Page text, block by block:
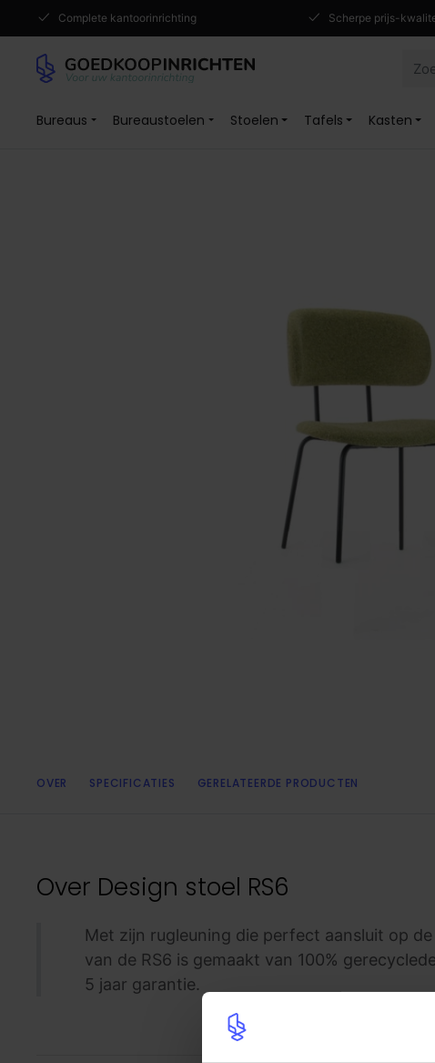
Complete kantoorinrichting Scherpe prijs-
Bureaus Bureaustoelen Stoelen Tafels Kasten
OVER SPECIFICATIES GERELATEERDE PRODUCTEN
Over Design stoel RS6
Met zijn rugleuning die perfect aansluit op
van de RS6 is gemaakt van 100%
5 jaar garantie.